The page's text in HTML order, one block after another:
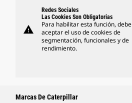
warning
Redes Sociales
Las Cookies Son Obligatorias
Para habilitar esta función, debe
aceptar el uso de cookies de
segmentación, funcionales y de
rendimiento.
Marcas De Caterpillar